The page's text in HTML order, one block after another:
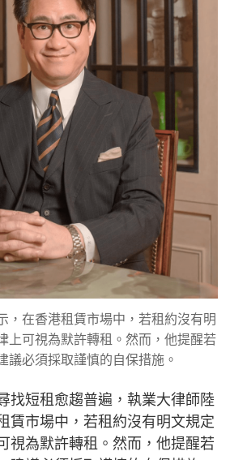
，在香港租賃市場中，若租約沒有明
上可視為默許轉租。然而，他提醒若
議必須採取謹慎的自保措施。
找短租愈趨普遍，執業大律師陸
賃市場中，若租約沒有明文規定
視為默許轉租。然而，他提醒若